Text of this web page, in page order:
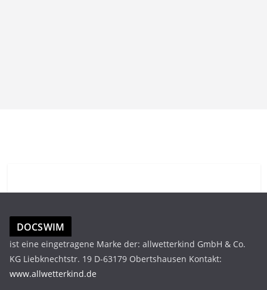
DOCSWIM
ist eine eingetragene Marke der: allwetterkind GmbH & Co.
KG Liebknechtstr. 19 D-63179 Obertshausen Kontakt:
www.allwetterkind.de